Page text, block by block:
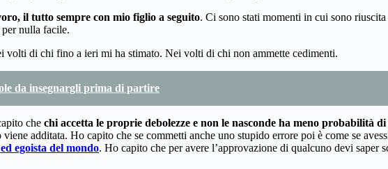
il tutto sempre con mio figlio a seguito. Ci sono stati momenti in cui sono
per nulla facile.
volti di chi fino a ieri mi ha stimato. Nei volti di chi non ammette cedimenti.
da insegnargli prima di partire
che chi accetta le proprie debolezze e non le nasconde ha meno probabilità di
additata. Ho capito che se commetti anche uno stupido errore poi è come se
egoista del mondo. Ho capito che per avere l’approvazione di qualcuno devi saper